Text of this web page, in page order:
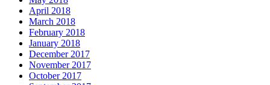
April 2018
March 2018
February 2018
January 2018
December 2017
November 2017
October 2017